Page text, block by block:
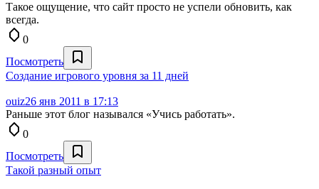
Такое ощущение, что сайт просто не успели обновить, как
всегда.
0
Посмотреть
Создание игрового уровня за 11 дней
ouiz26 янв 2011 в 17:13
Раньше этот блог назывался «Учись работать».
0
Посмотреть
Такой разный опыт